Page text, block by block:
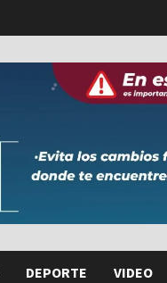
DEPORTE VIDEO